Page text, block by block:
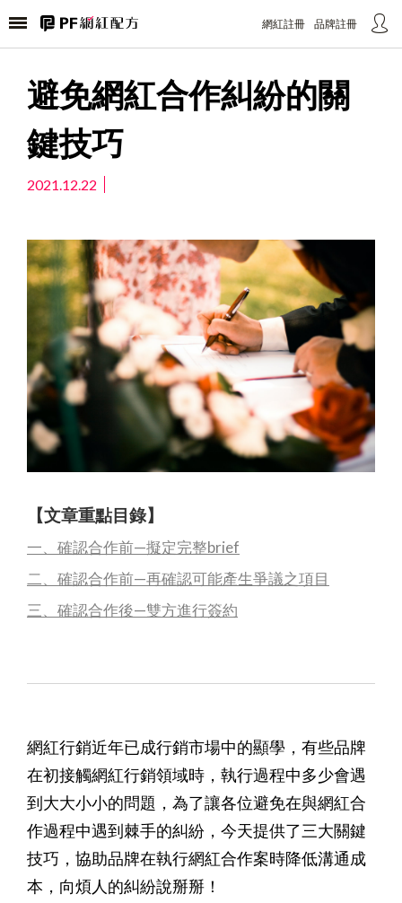
網紅註冊 品牌註冊
避免網紅合作糾紛的關
鍵技巧
2021.12.22
【文章重點目錄】
一、確認合作前—擬定完整brief
二 、確認合作前—再確認可能產生爭議之項目
三、確認合作後—雙方進行簽約
網紅行銷近年已成行銷市場中的顯學，有些品牌
在初接觸網紅行銷領域時，執行過程中多少會遇
到大大小小的問題，為了讓各位避免在與網紅合
作過程中遇到棘手的糾紛，今天提供了三大關鍵
技巧，協助品牌在執行網紅合作案時降低溝通成
本，向煩人的糾紛說掰掰！
請選擇您的公司產業別
以利我們提供給您更好的服務與協助
請選擇
容内内容内容内容内容内容内容内内容内容内容内容内
容内容内
取消